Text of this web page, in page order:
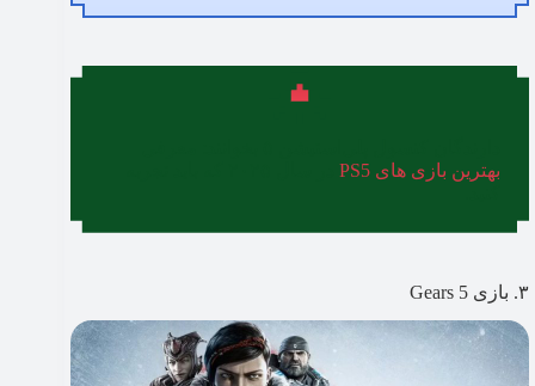
بهترین بازی های PS5
۳. بازی Gears 5